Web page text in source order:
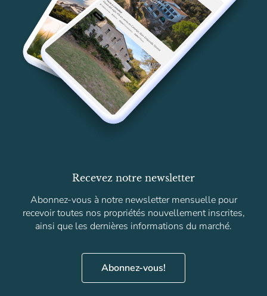
Recevez notre newsletter
Abonnez-vous à notre newsletter mensuelle pour
recevoir toutes nos propriétés nouvellement inscrites,
ainsi que les dernières informations du marché.
Abonnez-vous!